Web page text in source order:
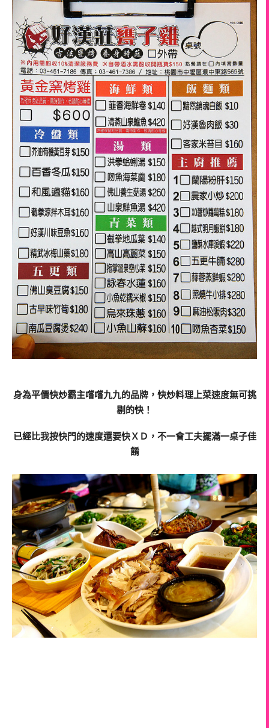
身為平價快炒霸主嚐嚐九九的品牌，快炒料理上菜速度無可挑
剔的快！
已經比我按快門的速度還要快ＸＤ，不一會工夫擺滿一桌子佳
餚